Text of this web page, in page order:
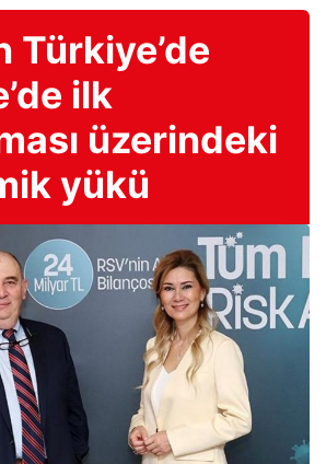
Türkiye’de
ilk
üzerindeki
yükü